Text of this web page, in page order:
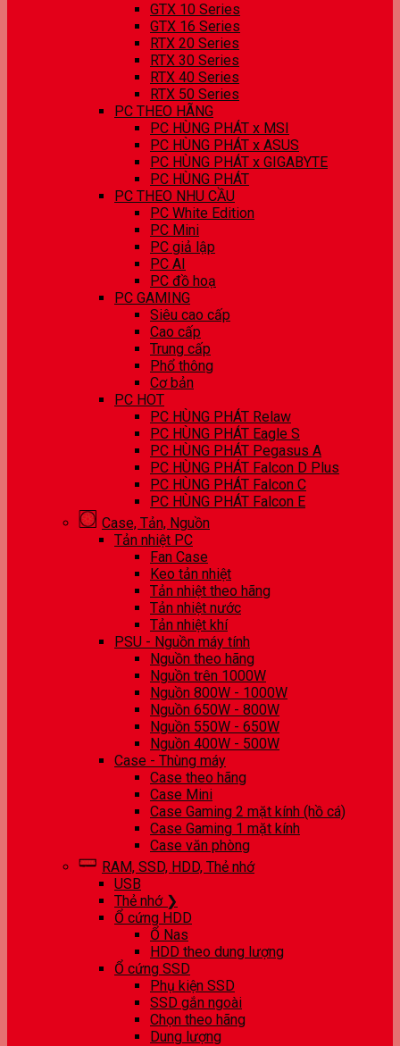
GTX 10 Series
GTX 16 Series
RTX 20 Series
RTX 30 Series
RTX 40 Series
RTX 50 Series
PC THEO HÃNG
PC HÙNG PHÁT x MSI
PC HÙNG PHÁT x ASUS
PC HÙNG PHÁT x GIGABYTE
PC HÙNG PHÁT
PC THEO NHU CẦU
PC White Edition
PC Mini
PC giả lập
PC AI
PC đồ hoạ
PC GAMING
Siêu cao cấp
Cao cấp
Trung cấp
Phổ thông
Cơ bản
PC HOT
PC HÙNG PHÁT Relaw
PC HÙNG PHÁT Eagle S
PC HÙNG PHÁT Pegasus A
PC HÙNG PHÁT Falcon D Plus
PC HÙNG PHÁT Falcon C
PC HÙNG PHÁT Falcon E
Case, Tản, Nguồn
Tản nhiệt PC
Fan Case
Keo tản nhiệt
Tản nhiệt theo hãng
Tản nhiệt nước
Tản nhiệt khí
PSU - Nguồn máy tính
Nguồn theo hãng
Nguồn trên 1000W
Nguồn 800W - 1000W
Nguồn 650W - 800W
Nguồn 550W - 650W
Nguồn 400W - 500W
Case - Thùng máy
Case theo hãng
Case Mini
Case Gaming 2 mặt kính (hồ cá)
Case Gaming 1 mặt kính
Case văn phòng
RAM, SSD, HDD, Thẻ nhớ
USB
Thẻ nhớ ❯
Ổ cứng HDD
Ổ Nas
HDD theo dung lượng
Ổ cứng SSD
Phụ kiện SSD
SSD gắn ngoài
Chọn theo hãng
Dung lượng